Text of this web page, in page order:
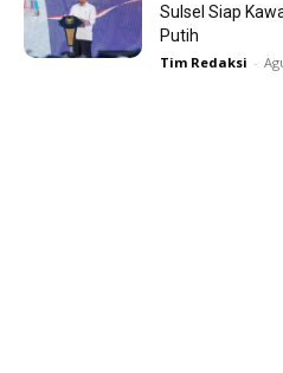
Sulsel Siap
Putih
Tim Redaksi -